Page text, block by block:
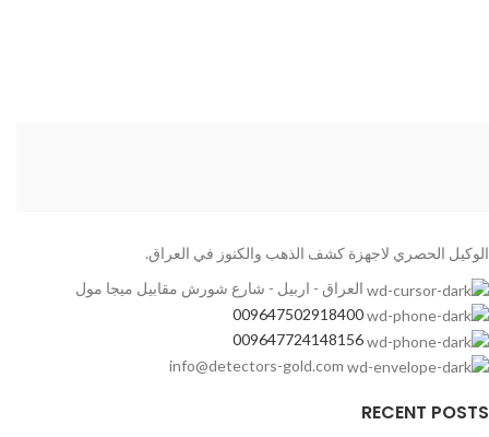
الوكيل الحصري لاجهزة كشف الذهب والكنوز في العراق.
العراق - اربيل - شارع شورش مقابيل ميجا مول
009647502918400
009647724148156
info@detectors-gold.com
RECENT POSTS